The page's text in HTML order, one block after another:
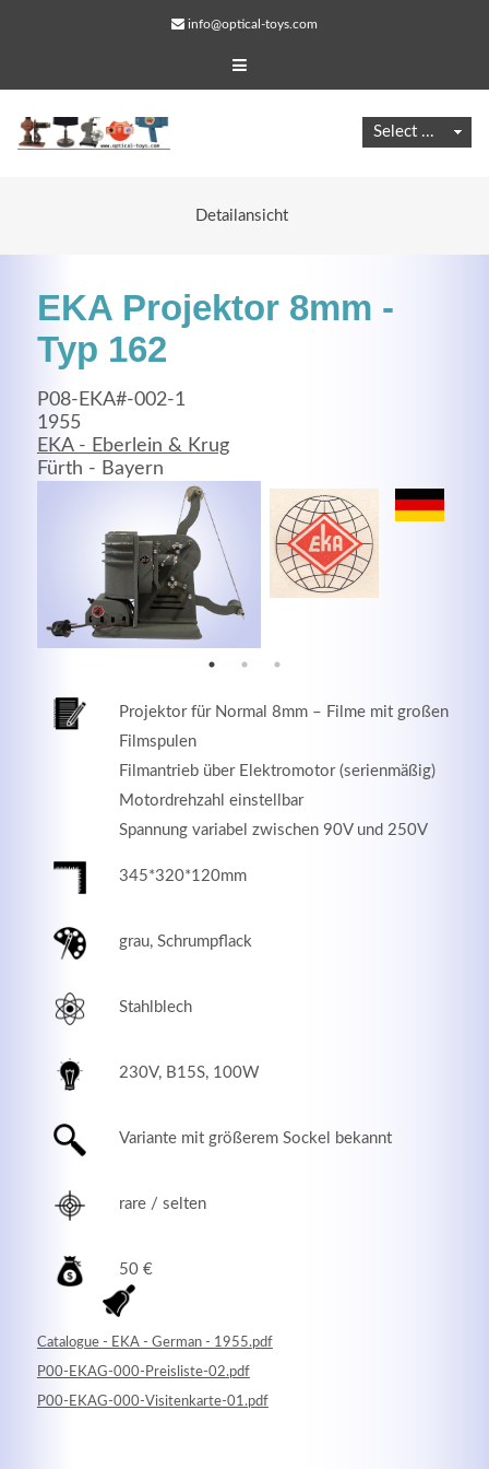
info@optical-toys.com
Detailansicht
EKA Projektor 8mm -
Typ 162
P08-EKA#-002-1
1955
EKA - Eberlein & Krug
Fürth - Bayern
Projektor für Normal 8mm – Filme mit großen
Filmspulen
Filmantrieb über Elektromotor (serienmäßig)
Motordrehzahl einstellbar
Spannung variabel zwischen 90V und 250V
345*320*120mm
grau, Schrumpflack
Stahlblech
230V, B15S, 100W
Variante mit größerem Sockel bekannt
rare / selten
50 €
Catalogue - EKA - German - 1955.pdf
P00-EKAG-000-Preisliste-02.pdf
P00-EKAG-000-Visitenkarte-01.pdf
Web Projects
Lorem ipsum dolor sit amet, consectetuer adipiscing
elit. Aenean commodo ligula eget dolor.
MEHR INFOS
Lorem ipsum dolor sit amet, consectetuer adipiscing
Lorem ipsum dolor sit amet, consectetuer adipiscing
elit. Aenean commodo ligula eget dolor.